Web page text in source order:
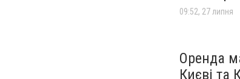
09:52, 27 липня
Оренда
Києві та